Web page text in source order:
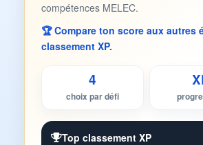
compétences MELEC.
🏆 Compare ton score aux autres
classement XP.
4
choix par défi
Top classement XP